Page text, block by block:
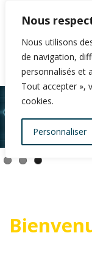
Nous
Nous utilisons
de navigation,
personnalisés et
Tout accepter »,
cookies.
Personnaliser